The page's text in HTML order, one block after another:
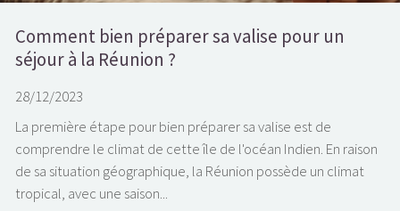
Comment bien préparer sa valise pour un
séjour à la Réunion ?
28/12/2023
La première étape pour bien préparer sa valise est de
comprendre le climat de cette île de l'océan Indien. En raison
de sa situation géographique, la Réunion possède un climat
tropical, avec une saison...